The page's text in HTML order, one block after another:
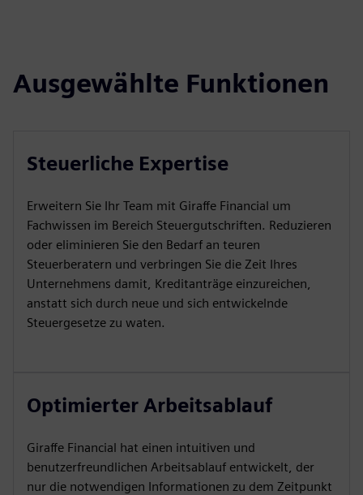
Ausgewählte Funktionen
Steuerliche Expertise
Erweitern Sie Ihr Team mit Giraffe Financial um
Fachwissen im Bereich Steuergutschriften. Reduzieren
oder eliminieren Sie den Bedarf an teuren
Steuerberatern und verbringen Sie die Zeit Ihres
Unternehmens damit, Kreditanträge einzureichen,
anstatt sich durch neue und sich entwickelnde
Steuergesetze zu waten.
Optimierter Arbeitsablauf
Giraffe Financial hat einen intuitiven und
benutzerfreundlichen Arbeitsablauf entwickelt, der
nur die notwendigen Informationen zu dem Zeitpunkt